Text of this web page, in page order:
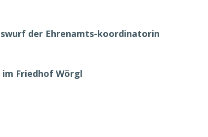
der Ehrenamts-koordinatorin
Friedhof Wörgl